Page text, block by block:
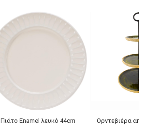
Πιάτο Enamel λευκό 44cm Ορντεβιέρα